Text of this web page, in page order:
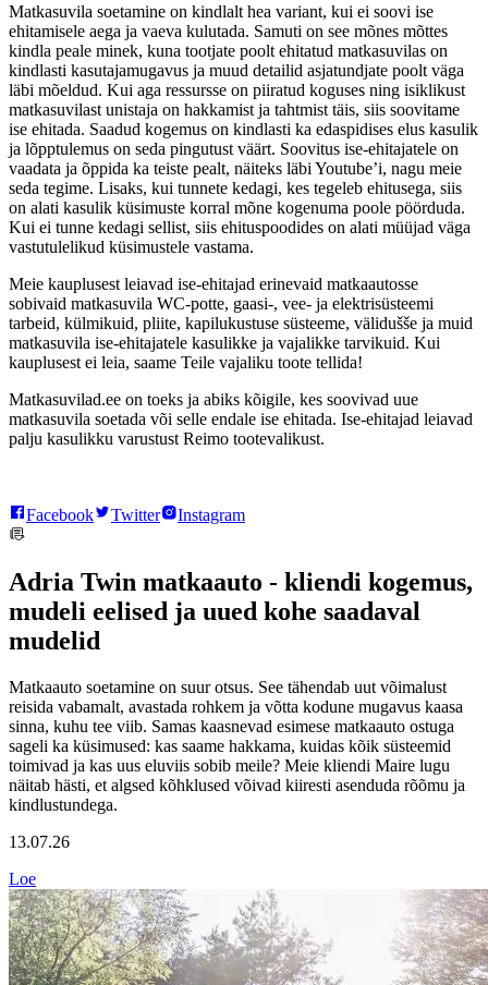
Matkasuvila soetamine on kindlalt hea variant, kui ei soovi ise
ehitamisele aega ja vaeva kulutada. Samuti on see mõnes mõttes
kindla peale minek, kuna tootjate poolt ehitatud matkasuvilas on
kindlasti kasutajamugavus ja muud detailid asjatundjate poolt väga
läbi mõeldud. Kui aga ressursse on piiratud koguses ning isiklikust
matkasuvilast unistaja on hakkamist ja tahtmist täis, siis soovitame
ise ehitada. Saadud kogemus on kindlasti ka edaspidises elus kasulik
ja lõpptulemus on seda pingutust väärt. Soovitus ise-ehitajatele on
vaadata ja õppida ka teiste pealt, näiteks läbi Youtube’i, nagu meie
seda tegime. Lisaks, kui tunnete kedagi, kes tegeleb ehitusega, siis
on alati kasulik küsimuste korral mõne kogenuma poole pöörduda.
Kui ei tunne kedagi sellist, siis ehituspoodides on alati müüjad väga
vastutulelikud küsimustele vastama.
Meie kauplusest leiavad ise-ehitajad erinevaid matkaautosse
sobivaid matkasuvila WC-potte, gaasi-, vee- ja elektrisüsteemi
tarbeid, külmikuid, pliite, kapilukustuse süsteeme, välidušše ja muid
matkasuvila ise-ehitajatele kasulikke ja vajalikke tarvikuid. Kui
kauplusest ei leia, saame Teile vajaliku toote tellida!
Matkasuvilad.ee on toeks ja abiks kõigile, kes soovivad uue
matkasuvila soetada või selle endale ise ehitada. Ise-ehitajad leiavad
palju kasulikku varustust Reimo tootevalikust.
Facebook Twitter Instagram
Adria Twin matkaauto - kliendi kogemus,
mudeli eelised ja uued kohe saadaval
mudelid
Matkaauto soetamine on suur otsus. See tähendab uut võimalust
reisida vabamalt, avastada rohkem ja võtta kodune mugavus kaasa
sinna, kuhu tee viib. Samas kaasnevad esimese matkaauto ostuga
sageli ka küsimused: kas saame hakkama, kuidas kõik süsteemid
toimivad ja kas uus eluviis sobib meile? Meie kliendi Maire lugu
näitab hästi, et algsed kõhklused võivad kiiresti asenduda rõõmu ja
kindlustundega.
13.07.26
Loe